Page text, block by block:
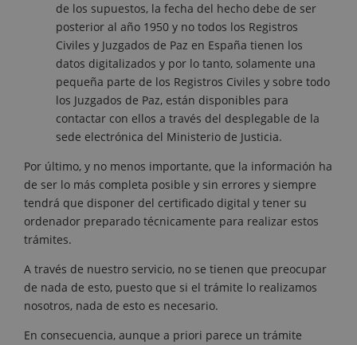
de los supuestos, la fecha del hecho debe de ser
posterior al año 1950 y no todos los Registros
Civiles y Juzgados de Paz en España tienen los
datos digitalizados y por lo tanto, solamente una
pequeña parte de los Registros Civiles y sobre todo
los Juzgados de Paz, están disponibles para
contactar con ellos a través del desplegable de la
sede electrónica del Ministerio de Justicia.
Por último, y no menos importante, que la información ha
de ser lo más completa posible y sin errores y siempre
tendrá que disponer del certificado digital y tener su
ordenador preparado técnicamente para realizar estos
trámites.
A través de nuestro servicio, no se tienen que preocupar
de nada de esto, puesto que si el trámite lo realizamos
nosotros, nada de esto es necesario.
En consecuencia, aunque a priori parece un trámite